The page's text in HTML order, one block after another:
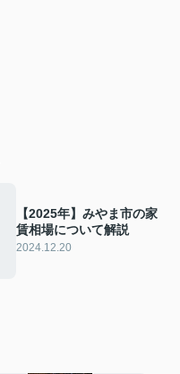
【2025年】みやま市の家
賃相場について解説
2024.12.20